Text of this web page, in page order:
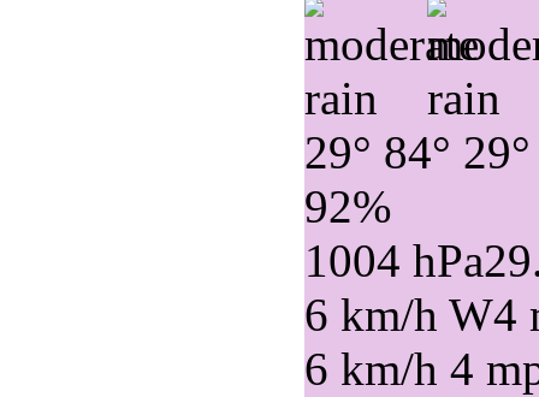
29° 84° 29°
92%
1004 hPa
6 km/h W4
6 km/h 4